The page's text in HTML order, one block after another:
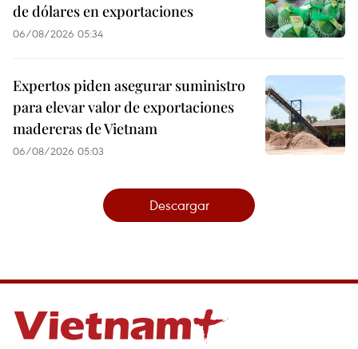
de dólares en exportaciones
06/08/2026 05:34
Expertos piden asegurar suministro
para elevar valor de exportaciones
madereras de Vietnam
06/08/2026 05:03
Descargar